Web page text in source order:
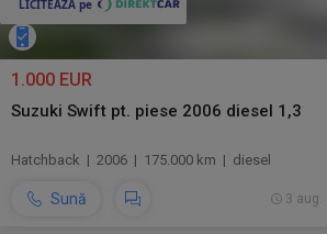
1.000 EUR
Suzuki Swift pt. piese 2006 diesel 1,3
Hatchback | 2006 | 175.000 km | diesel
Sună 3 aug.